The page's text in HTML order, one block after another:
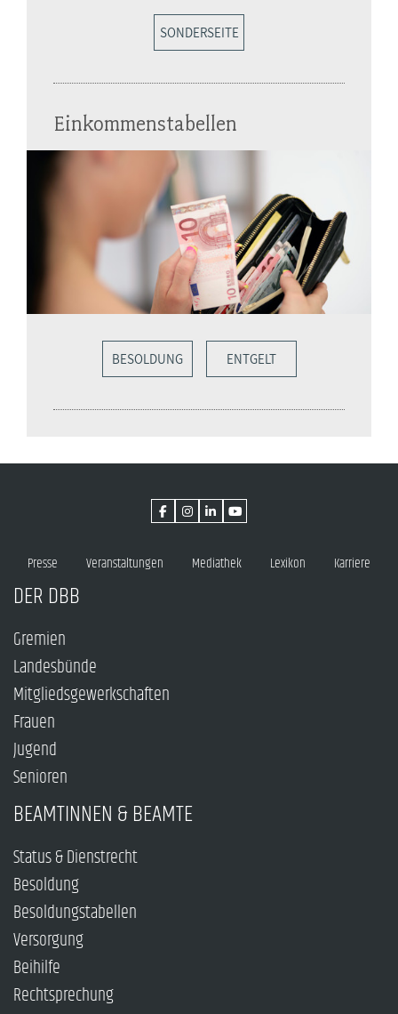
SONDERSEITE
Einkommenstabellen
BESOLDUNG ENTGELT
Presse Veranstaltungen Mediathek Lexikon Karriere
DER DBB
Gremien
Landesbünde
Mitgliedsgewerkschaften
Frauen
Jugend
Senioren
BEAMTINNEN & BEAMTE
Status & Dienstrecht
Besoldung
Besoldungstabellen
Versorgung
Beihilfe
Rechtsprechung